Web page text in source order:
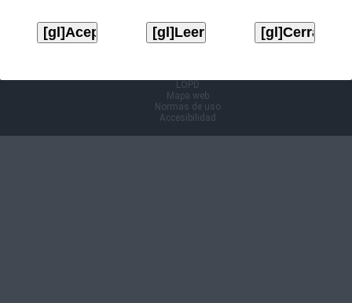
LOPD
Mapa web
Normas de uso
Accesibilidad